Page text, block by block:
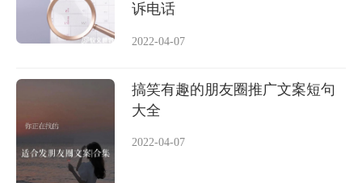
诉电话
2022-04-07
搞笑有趣的朋友圈推广文案短句
大全
2022-04-07